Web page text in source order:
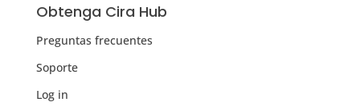
Obtenga Cira Hub
Preguntas frecuentes
Soporte
Log in